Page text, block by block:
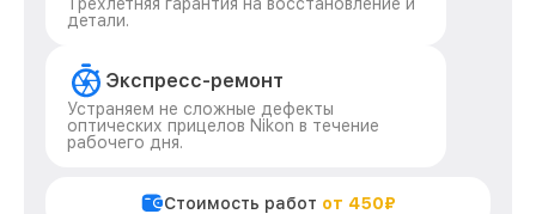
детали.
Экспресс-ремонт
Устраняем не сложные дефекты
оптических прицелов Nikon в течение
рабочего дня.
Стоимость работ от 450₽